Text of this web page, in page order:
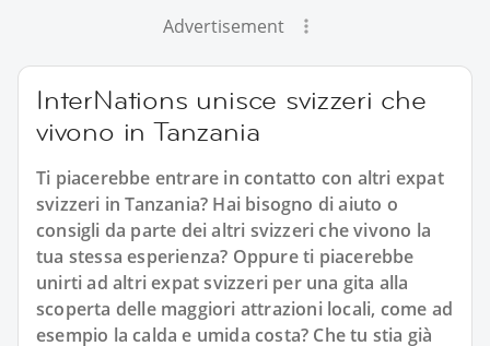
Advertisement
InterNations unisce svizzeri che
vivono in Tanzania
Ti piacerebbe entrare in contatto con altri expat
svizzeri in Tanzania? Hai bisogno di aiuto o
consigli da parte dei altri svizzeri che vivono la
tua stessa esperienza? Oppure ti piacerebbe
unirti ad altri expat svizzeri per una gita alla
scoperta delle maggiori attrazioni locali, come ad
esempio la calda e umida costa? Che tu stia già